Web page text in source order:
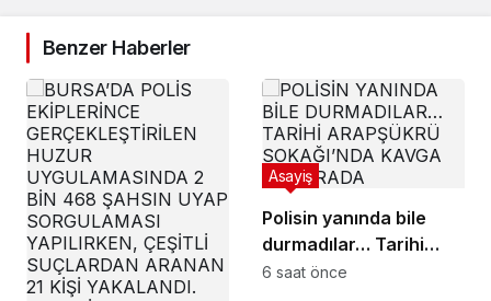
Benzer Haberler
Polisin yanında bile
durmadılar… Tarihi
Arapşükrü Sokağı’nda
Asayiş
6 saat önce